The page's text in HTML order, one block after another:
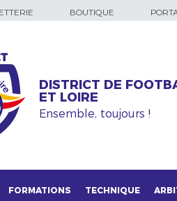
BOUTIQUE
DISTRICT DE
ET LOIRE
Ensemble, toujours !
FORMATIONS TECHNIQUE